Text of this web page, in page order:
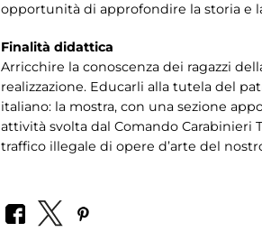
opportunità di approfondire la storia e
Finalità didattica
Arricchire la conoscenza dei ragazzi
realizzazione. Educarli alla tutela del
italiano: la mostra, con una sezione
attività svolta dal Comando
traffico illegale di opere d’arte del